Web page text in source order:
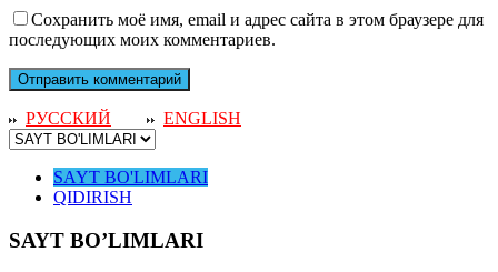
Сохранить моё имя, email и адрес сайта в этом браузере для
последующих моих комментариев.
РУССКИЙ ENGLISH
SAYT BO'LIMLARI
QIDIRISH
SAYT BO’LIMLARI